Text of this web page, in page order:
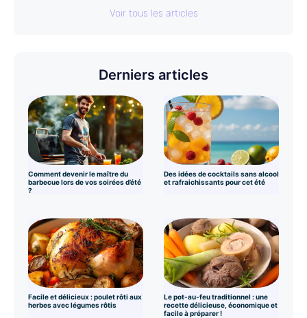
Voir tous les articles
Derniers articles
Comment devenir le maître du
barbecue lors de vos soirées d’été
?
Des idées de cocktails sans alcool
et rafraichissants pour cet été
Facile et délicieux : poulet rôti aux
herbes avec légumes rôtis
Le pot-au-feu traditionnel : une
recette délicieuse, économique et
facile à préparer !